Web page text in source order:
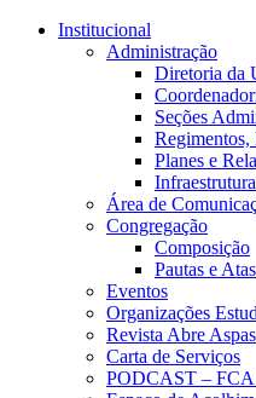
Conteúdo principal
Institucional
Administração
Diretoria da
Seções
Regimentos,
Planes e
Área de
Congregação
Composição
Pautas e Atas
Eventos
Organizações
Revista Abre Aspas
Carta de Serviços
PODCAST – FCA